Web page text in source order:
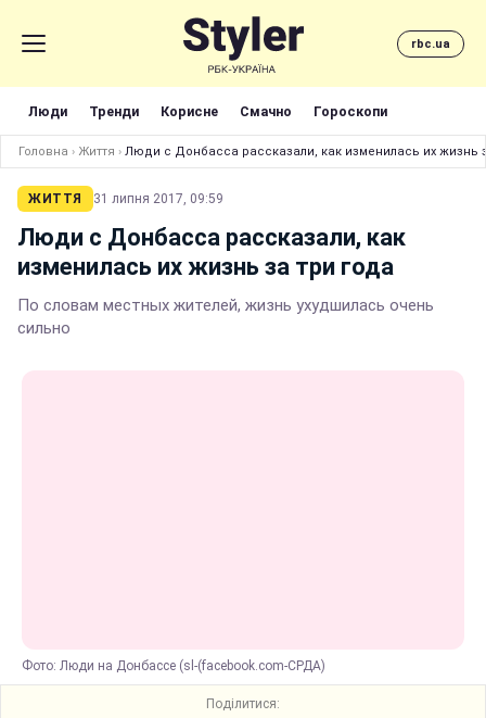
rbc.ua
Люди Тренди Корисне Смачно Гороскопи
Головна › Життя › Люди с Донбасса рассказали, как изменилась их жизнь
ЖИТТЯ 31 липня 2017, 09:59
Люди с Донбасса рассказали, как
изменилась их жизнь за три года
По словам местных жителей, жизнь ухудшилась очень
сильно
Фото: Люди на Донбассе (sl-(facebook.com-СРДА)
Поділитися: